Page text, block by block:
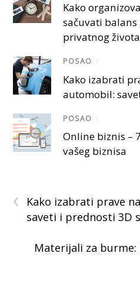
Kako
sačuvati
privatnog života
POSAO /
Kako izabrati
automobil:
POSAO /
Online biznis –
vašeg biznisa
‹
Kako izabrati prave
saveti i prednosti 3D
Materijali za burme: